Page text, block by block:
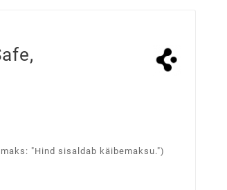
"Hind sisaldab käibemaksu.")